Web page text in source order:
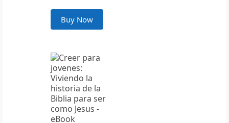
Buy Now